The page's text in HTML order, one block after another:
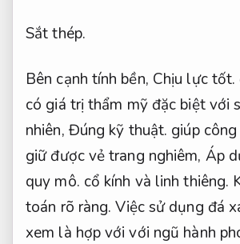
Sắt thép.
Bên cạnh tính bền, Chịu lực tốt.
có giá trị thẩm mỹ đặc biệt với
nhiên, Đúng kỹ thuật. giúp
giữ được vẻ trang nghiêm, Áp
quy mô. cổ kính và linh thiêng.
toán rõ ràng. Việc sử dụng đá
xem là hợp với với ngũ hành